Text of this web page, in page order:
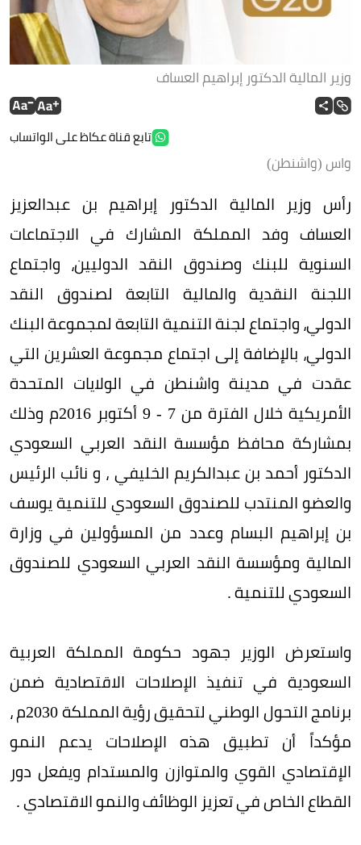
وزير المالية الدكتور إبراهيم العساف
تابع قناة عكاظ على الواتساب
واس (واشنطن)
رأس وزير المالية الدكتور إبراهيم بن عبدالعزيز
العساف وفد المملكة المشارك في الاجتماعات
السنوية للبنك وصندوق النقد الدوليين، واجتماع
اللجنة النقدية والمالية التابعة لصندوق النقد
الدولي، واجتماع لجنة التنمية التابعة لمجموعة البنك
الدولي، بالإضافة إلى اجتماع مجموعة العشرين التي
عقدت في مدينة واشنطن في الولايات المتحدة
الأمريكية خلال الفترة من 7 - 9 أكتوبر 2016م وذلك
بمشاركة محافظ مؤسسة النقد العربي السعودي
الدكتور أحمد بن عبدالكريم الخليفي ، و نائب الرئيس
والعضو المنتدب للصندوق السعودي للتنمية يوسف
بن إبراهيم البسام وعدد من المسؤولين في وزارة
المالية ومؤسسة النقد العربي السعودي للصندوق
السعودي للتنمية .
واستعرض الوزير جهود حكومة المملكة العربية
السعودية في تنفيذ الإصلاحات الاقتصادية ضمن
برنامج التحول الوطني لتحقيق رؤية المملكة 2030م ،
مؤكداً أن تطبيق هذه الإصلاحات يدعم النمو
الإقتصادي القوي والمتوازن والمستدام ويفعل دور
القطاع الخاص في تعزيز الوظائف والنمو الاقتصادي .